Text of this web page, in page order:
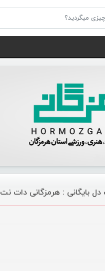
بایگانی : هرمزگانی دات نت